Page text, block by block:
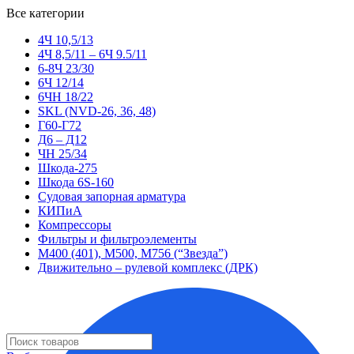
Все категории
4Ч 10,5/13
4Ч 8,5/11 – 6Ч 9.5/11
6-8Ч 23/30
6Ч 12/14
6ЧН 18/22
SKL (NVD-26, 36, 48)
Г60-Г72
Д6 – Д12
ЧН 25/34
Шкода-275
Шкода 6S-160
Судовая запорная арматура
КИПиА
Компрессоры
Фильтры и фильтроэлементы
М400 (401), М500, М756 (“Звезда”)
Движительно – рулевой комплекс (ДРК)